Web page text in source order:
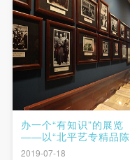
办一个“有知识”的展览
——以“北平艺专精品陈
列”为例
2019-07-18